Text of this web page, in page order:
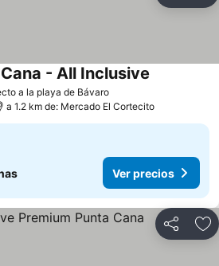
a la playa de BávaroVer precios
- All Inclusive
a 1.2 km de: Mercado El Cortecito
Ver precios
Compartir